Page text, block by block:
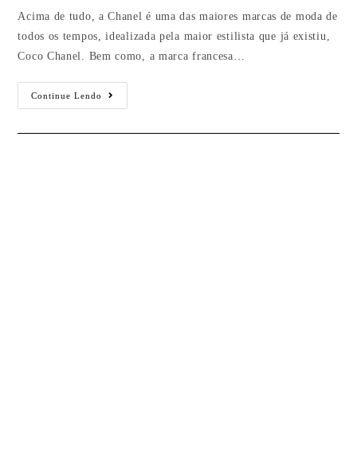
Acima de tudo, a Chanel é uma das maiores marcas de moda de
todos os tempos, idealizada pela maior estilista que já existiu,
Coco Chanel. Bem como, a marca francesa…
Continue Lendo